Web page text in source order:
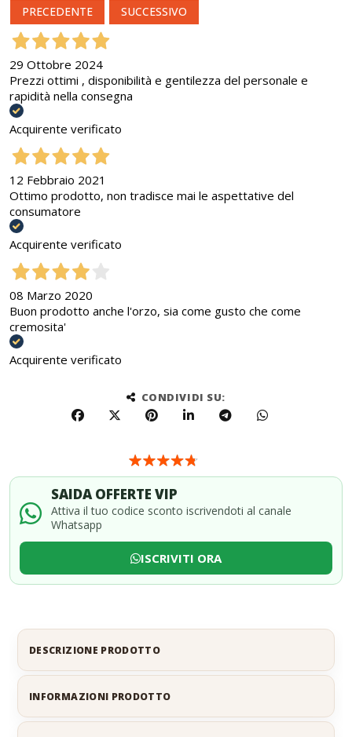
PRECEDENTE SUCCESSIVO
29 Ottobre 2024
Prezzi ottimi , disponibilità e gentilezza del personale e
rapidità nella consegna
Acquirente verificato
12 Febbraio 2021
Ottimo prodotto, non tradisce mai le aspettative del
consumatore
Acquirente verificato
08 Marzo 2020
Buon prodotto anche l'orzo, sia come gusto che come
cremosita'
Acquirente verificato
CONDIVIDI SU:
SAIDA OFFERTE VIP
Attiva il tuo codice sconto iscrivendoti al canale
Whatsapp
ISCRIVITI ORA
DESCRIZIONE PRODOTTO
INFORMAZIONI PRODOTTO